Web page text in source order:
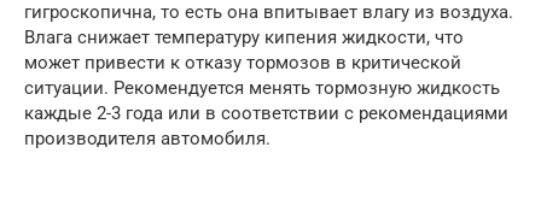
гигроскопична, то есть она впитывает влагу из воздуха.
Влага снижает температуру кипения жидкости, что
может привести к отказу тормозов в критической
ситуации. Рекомендуется менять тормозную жидкость
каждые 2-3 года или в соответствии с рекомендациями
производителя автомобиля.